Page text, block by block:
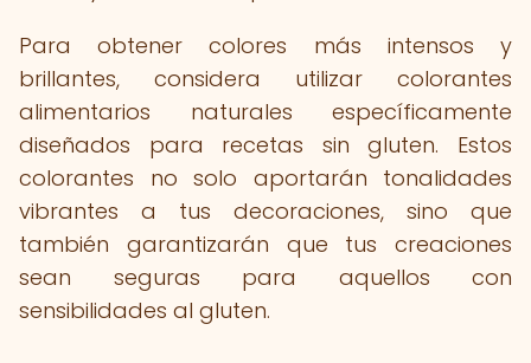
Para obtener colores más intensos y
brillantes, considera utilizar colorantes
alimentarios naturales específicamente
diseñados para recetas sin gluten. Estos
colorantes no solo aportarán tonalidades
vibrantes a tus decoraciones, sino que
también garantizarán que tus creaciones
sean seguras para aquellos con
sensibilidades al gluten.